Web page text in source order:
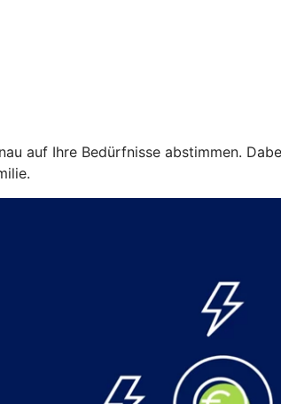
auf Ihre Bedürfnisse abstimmen.